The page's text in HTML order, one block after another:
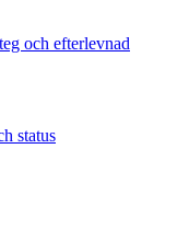
och efterlevnad
status